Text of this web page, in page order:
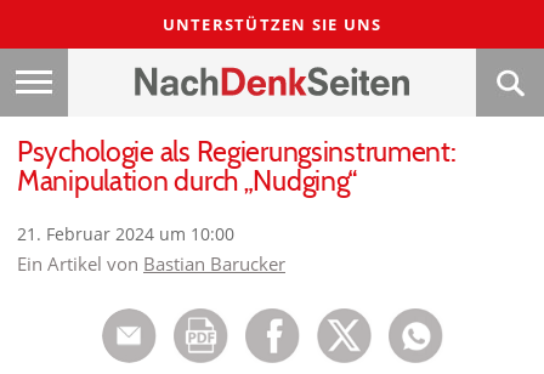
UNTERSTÜTZEN SIE UNS
Psychologie als Regierungsinstrument:
Manipulation durch „Nudging“
21. Februar 2024 um 10:00
Ein Artikel von Bastian Barucker